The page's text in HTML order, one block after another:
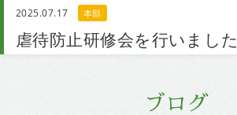
ブログ
2025.07.17 本部
虐待防止研修会を行いました